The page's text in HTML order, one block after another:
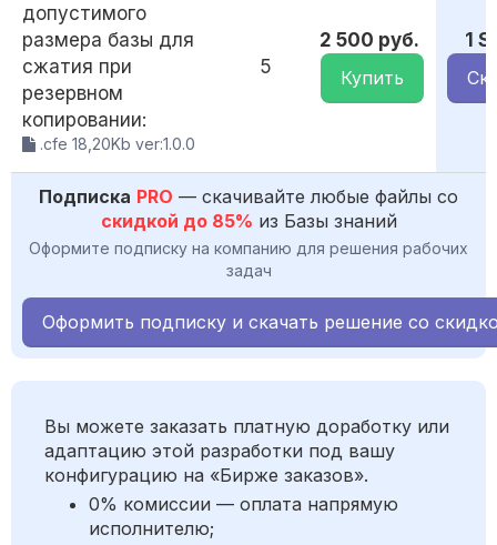
допустимого
размера базы для
сжатия при
резервном
копировании:
.cfe 18,20Kb ver:1.0.0
5
2 500 руб.
Купить
1
Подписка PRO — скачивайте любые файлы со
скидкой до 85% из Базы знаний
Оформите подписку на компанию для решения рабочих
задач
Оформить подписку и скачать решение со
Вы можете заказать платную доработку или
адаптацию этой разработки под вашу
конфигурацию на «Бирже заказов».
0% комиссии — оплата напрямую
исполнителю;